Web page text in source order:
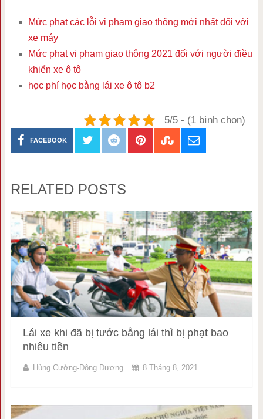
Mức phạt các lỗi vi phạm giao thông mới nhất đối với
xe máy
Mức phạt vi phạm giao thông 2021 đối với người điều
khiển xe ô tô
học phí học bằng lái xe ô tô b2
5/5 - (1 bình chọn)
FACEBOOK
RELATED POSTS
Lái xe khi đã bị tước bằng lái thì bị phạt bao
nhiêu tiền
Hùng Cường-Đông Dương 8 Tháng 8, 2021